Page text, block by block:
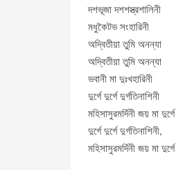
দশভূজা দশশস্ত্রশালিনী
মধুকৈটভ সংহারিনী
অদ্বিতীয়া তুমি অনন্যা
অদ্বিতীয়া তুমি অনন্যা
ভবানী মা দুঃখহারিনী
দুর্গে দুর্গে দুর্গতিনাশিনী
মহিসাসুরমর্দিনী জয় মা দুর্গে
দুর্গে দুর্গে দুর্গতিনাশিনী,
মহিসাসুরমর্দিনী জয় মা দুর্গে